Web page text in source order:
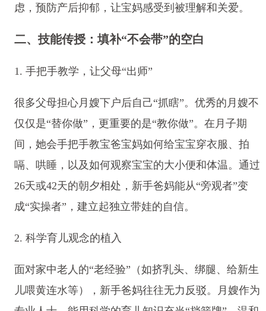
虑，预防产后抑郁，让宝妈感受到被理解和关爱。
二、技能传授：填补“不会带”的空白
1. 手把手教学，让父母“出师”
很多父母担心月嫂下户后自己“抓瞎”。优秀的月嫂不
仅仅是“替你做”，更重要的是“教你做”。在月子期
间，她会手把手教宝爸宝妈如何给宝宝穿衣服、拍
嗝、哄睡，以及如何观察宝宝的大小便和体温。通过
26天或42天的朝夕相处，新手爸妈能从“旁观者”变
成“实操者”，建立起独立带娃的自信。
2. 科学育儿观念的植入
面对家中老人的“老经验”（如挤乳头、绑腿、给新生
儿喂黄连水等），新手爸妈往往无力反驳。月嫂作为